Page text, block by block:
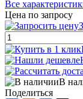
Все
Цена по запросу
В
Поделиться